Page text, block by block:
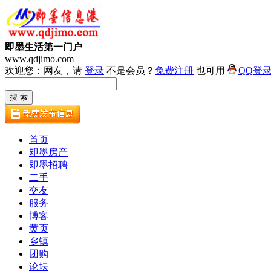
即墨生活第一门户
www.qdjimo.com
欢迎您：网友，请 登录 不是会员？ 免费注册 也可用 QQ登
首页
即墨房产
即墨招聘
二手
交友
服务
博客
黄页
乡镇
团购
论坛